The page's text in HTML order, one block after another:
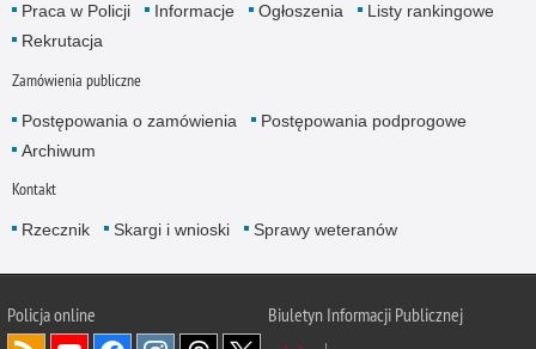
Praca w Policji Informacje Ogłoszenia
Listy rankingowe
Rekrutacja
Zamówienia publiczne
Postępowania o zamówienia
Postępowania podprogowe
Archiwum
Kontakt
Rzecznik Skargi i wnioski Sprawy weteranów
Policjaonline
Biuletyn Informacji Publicznej